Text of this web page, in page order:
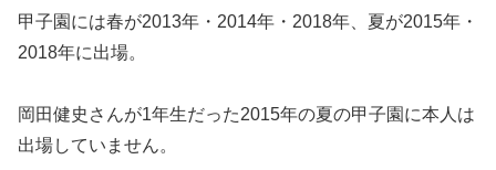
甲子園には春が2013年・2014年・2018年、夏が2015年・
2018年に出場。
岡田健史さんが1年生だった2015年の夏の甲子園に本人は
出場していません。